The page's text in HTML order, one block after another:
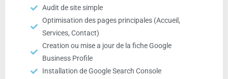
Audit de site simple
Optimisation des pages principales (Accueil,
Services, Contact)
Creation ou mise a jour de la fiche Google
Business Profile
Installation de Google Search Console